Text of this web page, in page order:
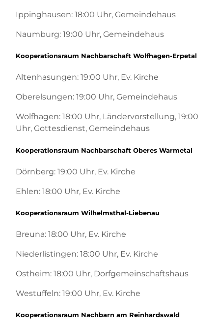
Ippinghausen: 18:00 Uhr, Gemeindehaus
Naumburg: 19:00 Uhr, Gemeindehaus
Kooperationsraum Nachbarschaft Wolfhagen-Erpetal
Altenhasungen: 19:00 Uhr, Ev. Kirche
Oberelsungen: 19:00 Uhr, Gemeindehaus
Wolfhagen: 18:00 Uhr, Ländervorstellung, 19:00
Uhr, Gottesdienst, Gemeindehaus
Kooperationsraum Nachbarschaft Oberes Warmetal
Dörnberg: 19:00 Uhr, Ev. Kirche
Ehlen: 18:00 Uhr, Ev. Kirche
Kooperationsraum Wilhelmsthal-Liebenau
Breuna: 18:00 Uhr, Ev. Kirche
Niederlistingen: 18:00 Uhr, Ev. Kirche
Ostheim: 18:00 Uhr, Dorfgemeinschaftshaus
Westuffeln: 19:00 Uhr, Ev. Kirche
Kooperationsraum Nachbarn am Reinhardswald